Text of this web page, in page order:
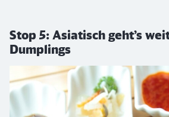
Stop 5: Asiatisch geht’s
Dumplings